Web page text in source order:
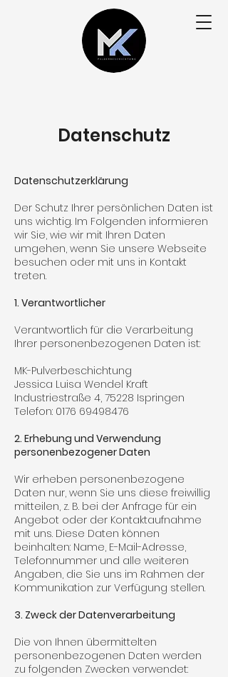
Datenschutz
Datenschutzerklärung
Der Schutz Ihrer persönlichen Daten ist
uns wichtig. Im Folgenden informieren
wir Sie, wie wir mit Ihren Daten
umgehen, wenn Sie unsere Webseite
besuchen oder mit uns in Kontakt
treten.
1. Verantwortlicher
Verantwortlich für die Verarbeitung
Ihrer personenbezogenen Daten ist:
MK-Pulverbeschichtung
Jessica Luisa Wendel Kraft
Industriestraße 4, 75228 Ispringen
Telefon: 0176 69498476
2. Erhebung und Verwendung
personenbezogener Daten
Wir erheben personenbezogene
Daten nur, wenn Sie uns diese freiwillig
mitteilen, z. B. bei der Anfrage für ein
Angebot oder der Kontaktaufnahme
mit uns. Diese Daten können
beinhalten: Name, E-Mail-Adresse,
Telefonnummer und alle weiteren
Angaben, die Sie uns im Rahmen der
Kommunikation zur Verfügung stellen.
3. Zweck der Datenverarbeitung
Die von Ihnen übermittelten
personenbezogenen Daten werden
zu folgenden Zwecken verwendet: